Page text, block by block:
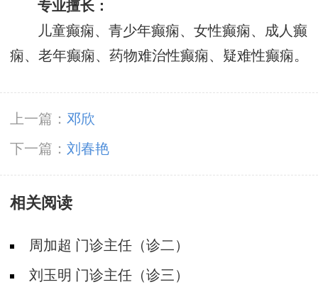
专业擅长：
儿童癫痫、青少年癫痫、女性癫痫、成人癫
痫、老年癫痫、药物难治性癫痫、疑难性癫痫。
上一篇： 邓欣
下一篇： 刘春艳
相关阅读
周加超 门诊主任（诊二）
刘玉明 门诊主任（诊三）